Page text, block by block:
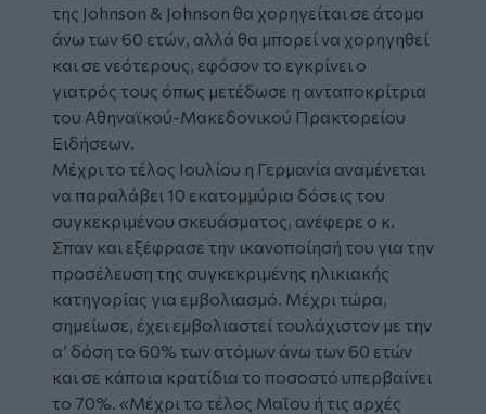
της Johnson & Johnson θα χορηγείται σε άτομα
άνω των 60 ετών, αλλά θα μπορεί να χορηγηθεί
και σε νεότερους, εφόσον το εγκρίνει ο
γιατρός τους όπως μετέδωσε η ανταποκρίτρια
του Αθηναϊκού-Μακεδονικού Πρακτορείου
Ειδήσεων.
Μέχρι το τέλος Ιουλίου η Γερμανία αναμένεται
να παραλάβει 10 εκατομμύρια δόσεις του
συγκεκριμένου σκευάσματος, ανέφερε ο κ.
Σπαν και εξέφρασε την ικανοποίησή του για την
προσέλευση της συγκεκριμένης ηλικιακής
κατηγορίας για εμβολιασμό. Μέχρι τώρα,
σημείωσε, έχει εμβολιαστεί τουλάχιστον με την
α’ δόση το 60% των ατόμων άνω των 60 ετών
και σε κάποια κρατίδια το ποσοστό υπερβαίνει
το 70%. «Μέχρι το τέλος Μαΐου ή τις αρχές